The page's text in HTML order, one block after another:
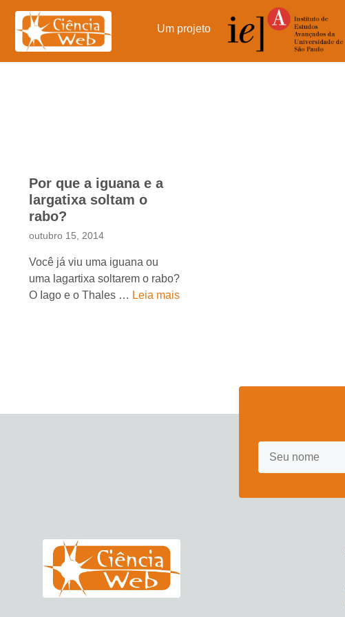
Um projeto
Por que a iguana e a
largatixa soltam o
rabo?
outubro 15, 2014
Você já viu uma iguana ou
uma lagartixa soltarem o rabo?
O Iago e o Thales … Leia mais